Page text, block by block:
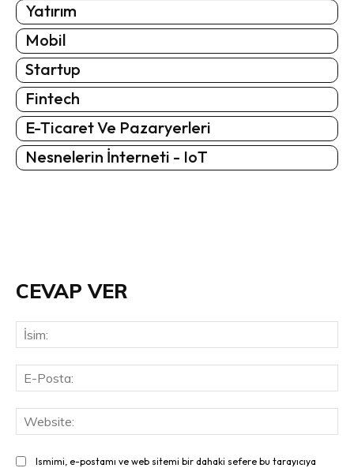
Yatırım
Mobil
Startup
Fintech
E-Ticaret Ve Pazaryerleri
Nesnelerin İnterneti - IoT
CEVAP VER
Ismimi, e-postamı ve web sitemi bir dahaki sefere bu tarayıcıya